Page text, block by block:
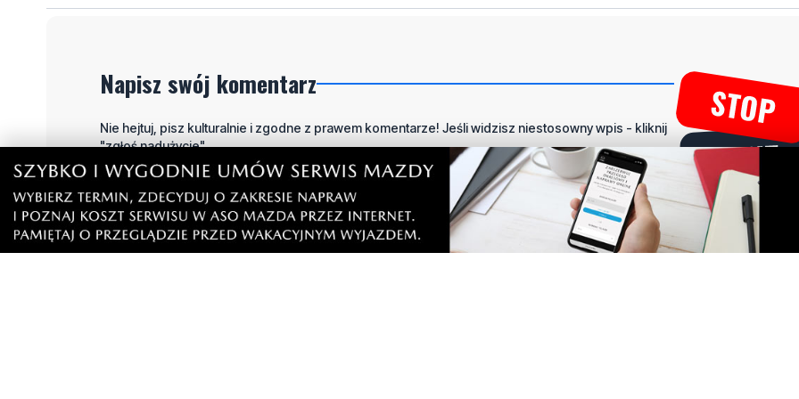
Napisz swój komentarz
Nie hejtuj, pisz kulturalnie i zgodne z prawem komentarze! Jeśli widzisz niestosowny wpis - kliknij
"zgłoś nadużycie".
Imię / Podpis Odpowiedz